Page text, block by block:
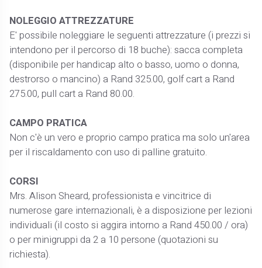
NOLEGGIO ATTREZZATURE
E' possibile noleggiare le seguenti attrezzature (i prezzi si
intendono per il percorso di 18 buche): sacca completa
(disponibile per handicap alto o basso, uomo o donna,
destrorso o mancino) a Rand 325.00, golf cart a Rand
275.00, pull cart a Rand 80.00.
CAMPO PRATICA
Non c'è un vero e proprio campo pratica ma solo un'area
per il riscaldamento con uso di palline gratuito.
CORSI
Mrs. Alison Sheard, professionista e vincitrice di
numerose gare internazionali, è a disposizione per lezioni
individuali (il costo si aggira intorno a Rand 450.00 / ora)
o per minigruppi da 2 a 10 persone (quotazioni su
richiesta).